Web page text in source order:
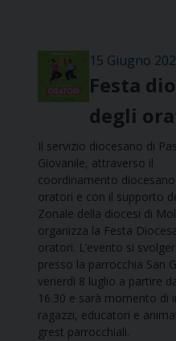
15 Giugno
Festa
degli
Il servizio diocesano di
Giovanile, attraverso il
coordinamento
oratori e con il supporto
Zonale della diocesi di
organizza la Festa
oratori. L’evento si
presso la parrocchia San
venerdì 8 luglio a partire
16.30 e sarà momento di
ragazzi, educatori e
grest parrocchiali.